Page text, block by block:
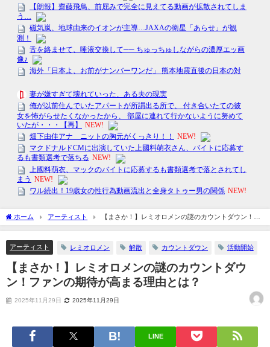
ホーム アーティスト
【まさか！】レミオロメンの謎のカウントダウン！フ
ァンの期待が高まる理由とは？
アーティスト レミオロメン 解散 カウントダウン 活動開始
【まさか！】レミオロメンの謎のカウントダウ
ン！ファンの期待が高まる理由とは？
2025年11月29日 2025年11月29日
LINE